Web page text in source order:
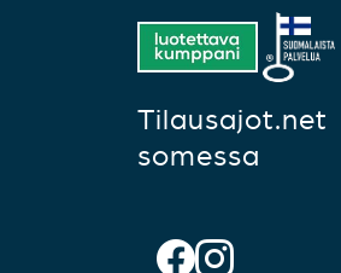
Tilausajot.net
somessa